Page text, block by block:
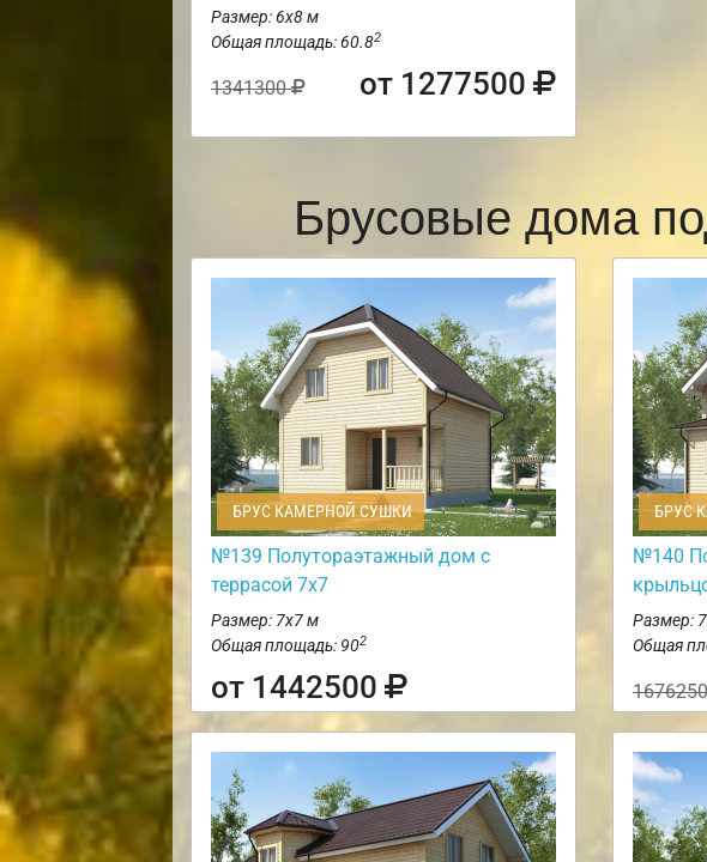
Размер: 6х8 м
Общая площадь: 60.82
1341300 от 1277500
Брусовые дома
БРУС КАМЕРНОЙ СУШКИ
№139 Полутораэтажный дом с
террасой 7х7
Размер: 7х7 м
Общая площадь: 902
от 1442500
БРУС
№140
Размер:
Общая